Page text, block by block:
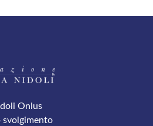
Onlus
svolgimento